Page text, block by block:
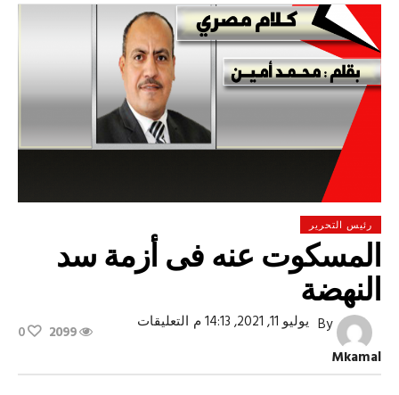
رئيس التحرير
المسكوت عنه فى أزمة سد
النهضة
By
Mkamal
يوليو 11, 2021, 14:13 م التعليقاتعلى
أزمة
2099
0